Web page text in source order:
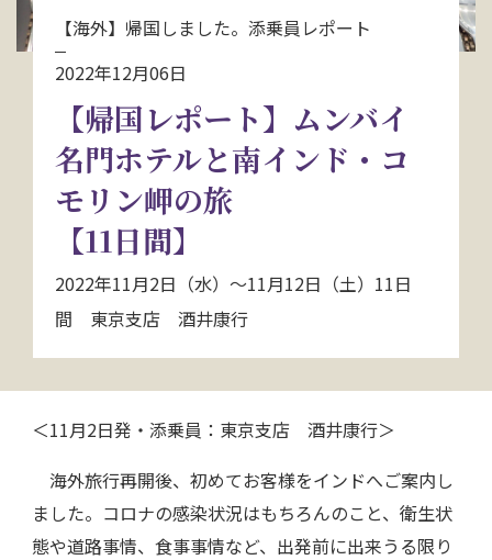
資料請求
【海外】帰国しました。添乗員レポート
2022年12月06日
【帰国レポート】ムンバイ
名門ホテルと南インド・コ
モリン岬の旅
【11日間】
2022年11月2日（水）～11月12日（土）11日
間 東京支店 酒井康行
＜11月2日発・添乗員：東京支店 酒井康行＞
海外旅行再開後、初めてお客様をインドへご案内し
ました。コロナの感染状況はもちろんのこと、衛生状
態や道路事情、食事事情など、出発前に出来うる限り